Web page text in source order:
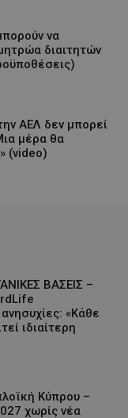
να
διαιτητών
ΑΕΛ δεν μπορεί
μέρα θα
(video)
ΒΑΣΕΙΣ –
«Κάθε
ιδιαίτερη
Κύπρου –
χωρίς νέα